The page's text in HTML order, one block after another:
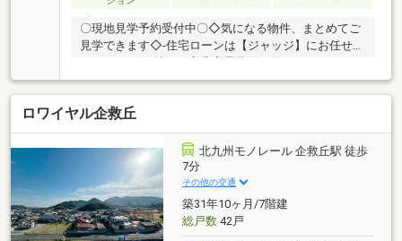
〇現地見学予約受付中〇◇気になる物件、まとめてご
見学できます◇-住宅ローンは【ジャッジ】にお任せく
ださい-・お引越し・家具家電費用も借りれます！・カ
ードローン・車のお借入れがあっても大丈夫！・おま
とめローンも可能♪・勤続年数が1年未満でもＯＫ！・
信用情報に不安があっても大丈夫！ローンに詳しい営
業スタッフが常にご対応いたします！！※住宅ローン
の相談だけでも大歓迎です♪※少しでも不安のある方、
他社で断られた方も是非ご相談ください♪※ジャッジは
お客様とともに解決します！～お問合せ～【ジャッジ
株式会社】０９３－４８２－２６５７どんな事でもお
気軽にご連絡ください♪
ロワイヤル企救丘
北九州モノレール 企救丘駅 徒歩
7分
その他の交通
築31年10ヶ月/7階建
総戸数42戸